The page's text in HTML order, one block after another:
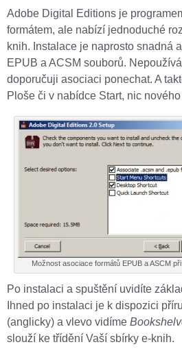
Adobe Digital Editions je
formátem, ale nabízí jednoduché
knih. Instalace je naprosto snadná
EPUB a ACSM souborů.
doporučuji asociaci ponechat. A
Ploše či v nabídce Start, nic
Možnost asociace formátů EPUB a ASCM
Po instalaci a spuštění uvidíte
Ihned po instalaci je k dispozici
(anglicky) a vlevo vidíme
slouží ke třídění Vaší sbírky e-knih.